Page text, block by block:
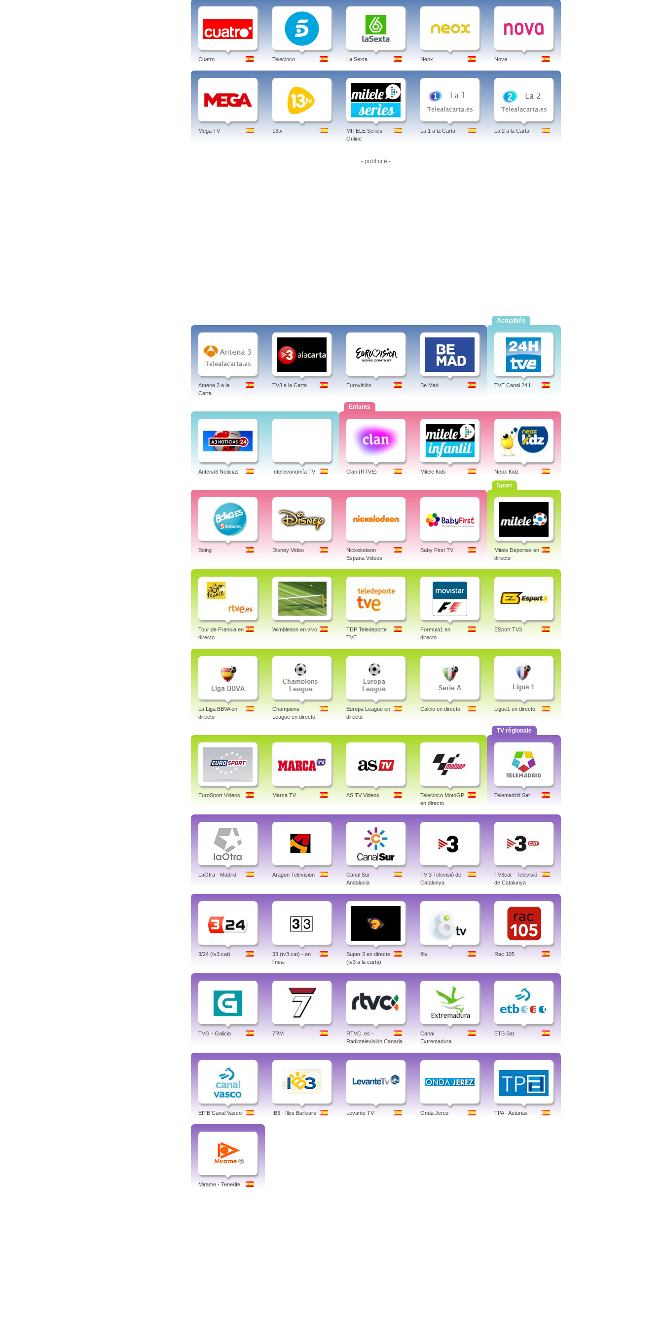
Cuatro Telecinco La Sexta Neox Nova
Mega TV 13tv
MITELE Series
Online
La 1 a la Carta La 2 a la Carta
- publicité -
Antena 3 a la
Carta
TV3 a la Carta Eurovisión Be Mad
Actualités
TVE Canal 24 H
Antena3 Noticias Intereconomía TV
Enfants
Clan (RTVE) Mitele Kids Neox Kidz
Boing Disney Video
Nickelodeon
Espana Videos
Baby First TV
Sport
Mitele Deportes en
directo
Tour de Francia en
directo
Wimbledon en vivo
TDP Teledeporte
TVE
Formula1 en
directo
ESport TV3
La Liga BBVA en
directo
Champions
League en directo
Europa League en
directo
Calcio en directo Ligue1 en directo
EuroSport Videos Marca TV AS TV Videos
Telecinco MotoGP
en directo
TV régionale
Telemadrid Sat
LaOtra - Madrid Aragon Television
Canal Sur
Andalucia
TV 3 Televisió de
Catalunya
TV3cat - Televisió
de Catalunya
3/24 (tv3.cat)
33 (tv3.cat) - en
línea-
Super 3 en directe
(tv3 a la carta)
8tv Rac 105
TVG - Galicia 7RM
RTVC .es -
Radiotelevisión Canaria
Canal
Extremadura
ETB Sat
EITB Canal Vasco IB3 - Illes Barlears Levante TV Onda Jerez TPA - Asturias
Mirame - Tenerife